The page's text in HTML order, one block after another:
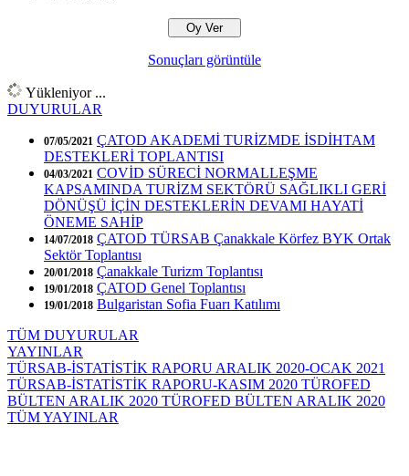
Sonuçları görüntüle
Yükleniyor ...
DUYURULAR
07/05/2021 ÇATOD AKADEMİ TURİZMDE İSDİHTAM
DESTEKLERİ TOPLANTISI
04/03/2021 COVİD SÜRECİ NORMALLEŞME
KAPSAMINDA TURİZM SEKTÖRÜ SAĞLIKLI GERİ
DÖNÜŞÜ İÇİN DESTEKLERİN DEVAMI HAYATİ
ÖNEME SAHİP
14/07/2018 ÇATOD TÜRSAB Çanakkale Körfez BYK Ortak
Sektör Toplantısı
20/01/2018 Çanakkale Turizm Toplantısı
19/01/2018 ÇATOD Genel Toplantısı
19/01/2018 Bulgaristan Sofia Fuarı Katılımı
TÜM DUYURULAR
YAYINLAR
TÜRSAB-İSTATİSTİK RAPORU ARALIK 2020-OCAK 2021
TÜRSAB-İSTATİSTİK RAPORU-KASIM 2020 TÜROFED
BÜLTEN ARALIK 2020 TÜROFED BÜLTEN ARALIK 2020
TÜM YAYINLAR